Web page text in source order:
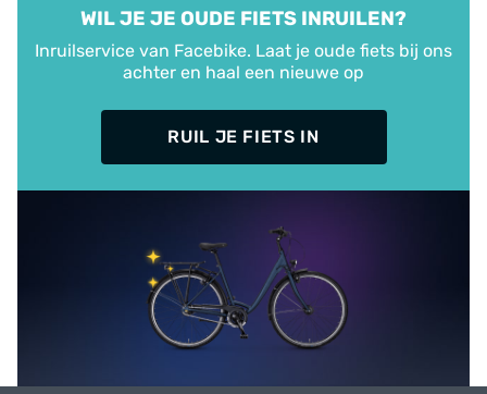
WIL JE JE OUDE FIETS INRUILEN?
Inruilservice van Facebike. Laat je oude fiets bij ons
achter en haal een nieuwe op
RUIL JE FIETS IN